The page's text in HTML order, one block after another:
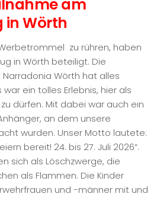
am
in Wörth
zu rühren, haben
in Wörth beteiligt. Die
Wörth hat alles
ein tolles Erlebnis, hier als
dürfen. Mit dabei war auch ein
an dem unsere
wurden. Unser Motto lautete:
bereit! 24. bis 27. Juli 2026“.
sich als Löschzwerge, die
als Flammen. Die Kinder
und -männer mit und